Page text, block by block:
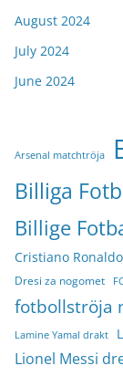
August 2024
July 2024
June 2024
Arsenal matchtröja
Billiga
Billige
Cristiano
Dresi za nogomet
fotbollströja
Lamine Yamal drakt
Lionel Messi